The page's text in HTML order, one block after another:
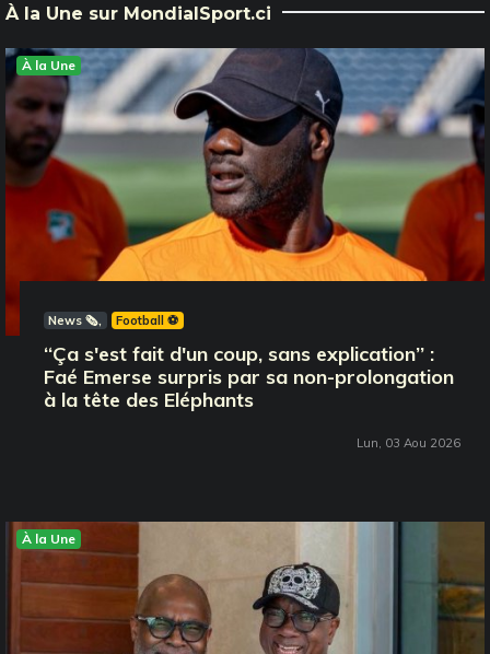
À la Une sur MondialSport.ci
À la Une
News 🗞️ Football ⚽️
‘‘Ça s'est fait d'un coup, sans explication’’ :
Faé Emerse surpris par sa non-prolongation
à la tête des Eléphants
Lun, 03 Aou 2026
À la Une